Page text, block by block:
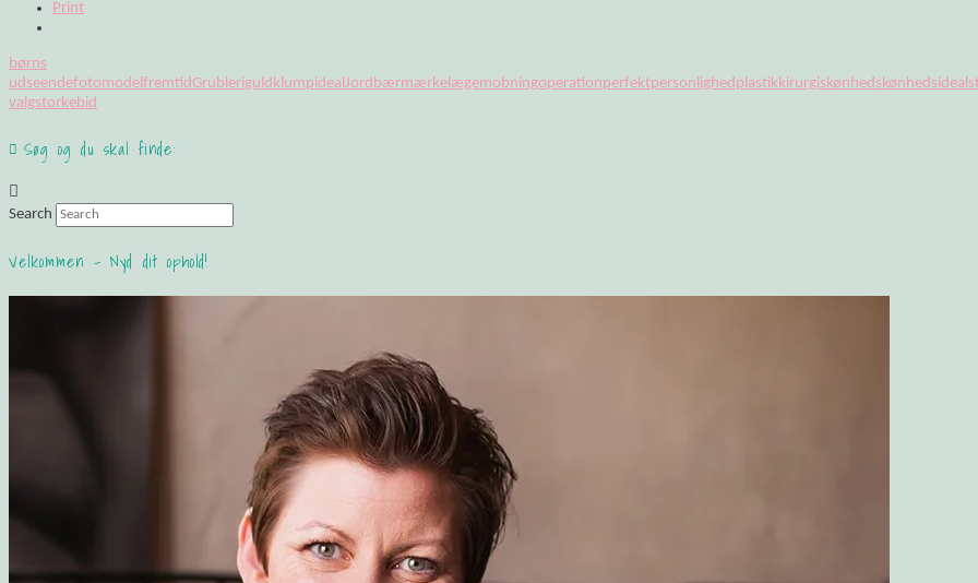
Print
børns
udseendefotomodel fremtidGrubleriguldklumpideal Jordbærmærke lægemobningoperationperfektpersonlighed plastikkirurgiskønhed skønhedsideal
valgstorkebid
Søg og du skal finde:
Search
Velkommen – Nyd dit ophold!